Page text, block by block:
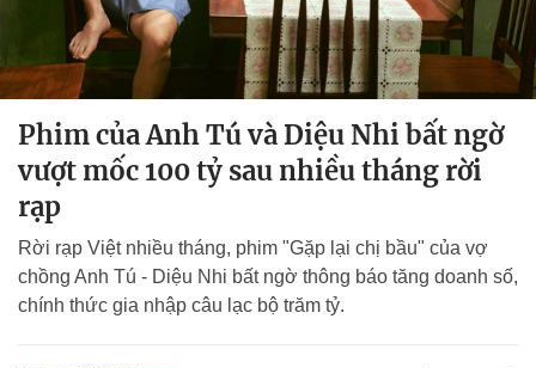
Phim của Anh Tú và Diệu Nhi bất ngờ
vượt mốc 100 tỷ sau nhiều tháng rời
rạp
Rời rạp Việt nhiều tháng, phim "Gặp lại chị bầu" của vợ
chồng Anh Tú - Diệu Nhi bất ngờ thông báo tăng doanh số,
chính thức gia nhập câu lạc bộ trăm tỷ.